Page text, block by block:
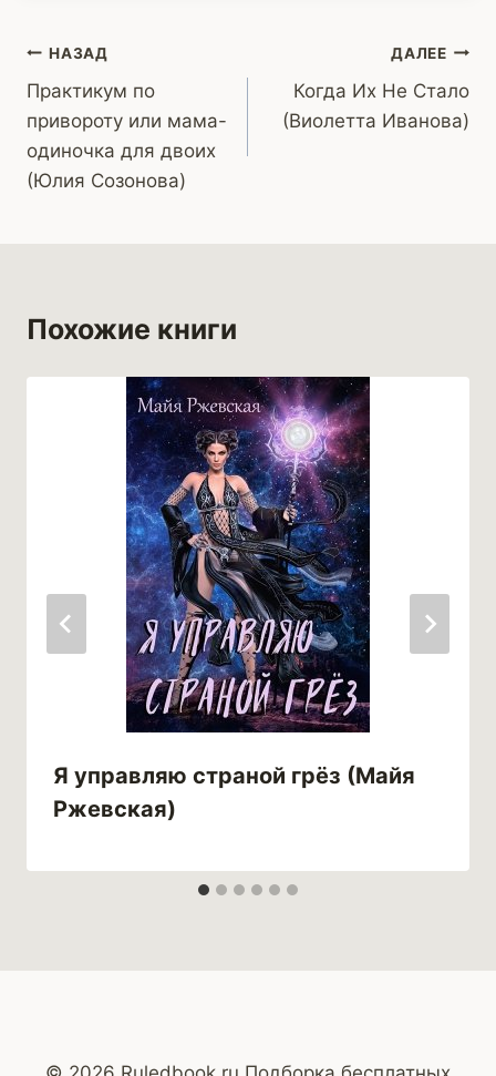
Навигация
по
записям
НАЗАД
Практикум по
привороту или мама-
одиночка для двоих
(Юлия Созонова)
ДАЛЕЕ
Когда Их Не Стало
(Виолетта Иванова)
Похожие книги
Я управляю страной грёз (Майя
Ржевская)